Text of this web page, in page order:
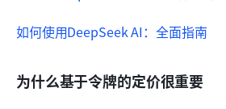
如何使用DeepSeek AI：全面指南
为什么基于令牌的定价很重要